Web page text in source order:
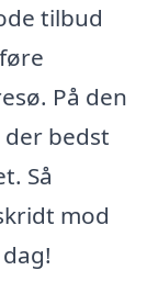
tilbud
På den
bedst
Så
mod